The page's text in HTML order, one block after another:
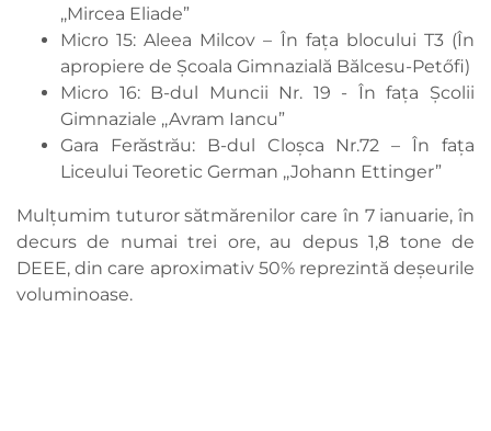
,,Mircea Eliade”
Micro 15: Aleea Milcov – În fața blocului T3 (În
apropiere de Școala Gimnazială Bălcesu-Petőfi)
Micro 16: B-dul Muncii Nr. 19 - În fața Școlii
Gimnaziale ,,Avram Iancu”
Gara Ferăstrău: B-dul Cloșca Nr.72 – În fața
Liceului Teoretic German ,,Johann Ettinger”
Mulțumim tuturor sătmărenilor care în 7 ianuarie, în
decurs de numai trei ore, au depus 1,8 tone de
DEEE, din care aproximativ 50% reprezintă deșeurile
voluminoase.